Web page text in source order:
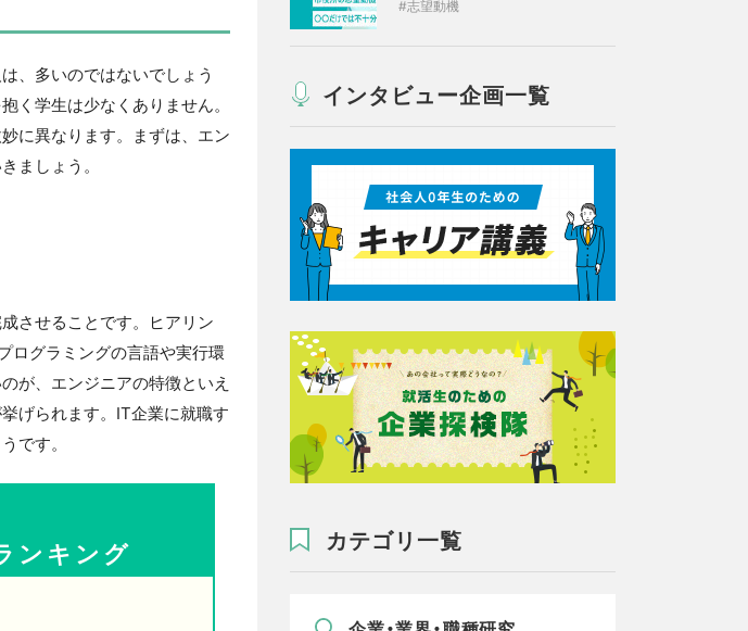
、多いのではないでしょう
く学生は少なくありません。
に異なります。まずは、エン
ましょう。
させることです。ヒアリン
ログラミングの言語や実行環
が、エンジニアの特徴といえ
げられます。IT企業に就職す
です。
ンキング
志望動機
インタビュー企画一覧
カテゴリ一覧